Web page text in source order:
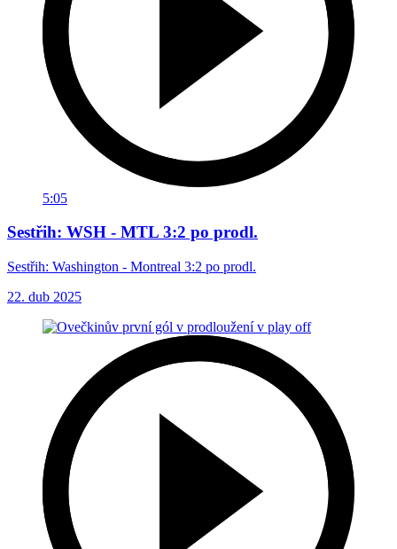
5:05
Sestřih: WSH - MTL 3:2 po prodl.
Sestřih: Washington - Montreal 3:2 po prodl.
22. dub 2025